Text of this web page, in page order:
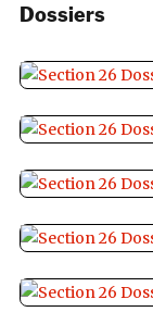
Dossiers